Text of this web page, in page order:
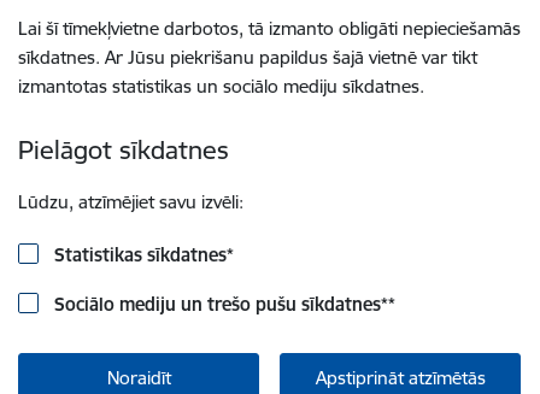
Lai šī tīmekļvietne darbotos, tā izmanto obligāti nepieciešamās
sīkdatnes. Ar Jūsu piekrišanu papildus šajā vietnē var tikt
izmantotas statistikas un sociālo mediju sīkdatnes.
Pielāgot sīkdatnes
Lūdzu, atzīmējiet savu izvēli:
Statistikas sīkdatnes*
Sociālo mediju un trešo pušu sīkdatnes**
Noraidīt Apstiprināt atzīmētās